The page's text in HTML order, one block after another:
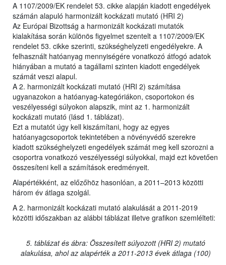
A 1107/2009/EK rendelet 53. cikke alapján kiadott engedélyek
számán alapuló harmonizált kockázati mutató (HRI 2)
Az Európai Bizottság a harmonizált kockázati mutatók
kialakítása során különös figyelmet szentelt a 1107/2009/EK
rendelet 53. cikke szerinti, szükséghelyzeti engedélyekre. A
felhasznált hatóanyag mennyiségére vonatkozó átfogó adatok
hiányában a mutató a tagállami szinten kiadott engedélyek
számát veszi alapul.
A 2. harmonizált kockázati mutató (HRI 2) számítása
ugyanazokon a hatóanyag-kategóriákon, csoportokon és
veszélyességi súlyokon alapszik, mint az 1. harmonizált
kockázati mutató (lásd 1. táblázat).
Ezt a mutatót úgy kell kiszámítani, hogy az egyes
hatóanyagcsoportok tekintetében a növényvédő szerekre
kiadott szükséghelyzeti engedélyek számát meg kell szorozni a
csoportra vonatkozó veszélyességi súlyokkal, majd ezt követően
összesíteni kell a számítások eredményeit.
Alapértékként, az előzőhöz hasonlóan, a 2011–2013 közötti
három év átlaga szolgál.
A 2. harmonizált kockázati mutató alakulását a 2011-2019
közötti időszakban az alábbi táblázat illetve grafikon szemlélteti:
5. táblázat és ábra: Összesített súlyozott (HRI 2) mutató
alakulása, ahol az alapérték a 2011-2013 évek átlaga (100)